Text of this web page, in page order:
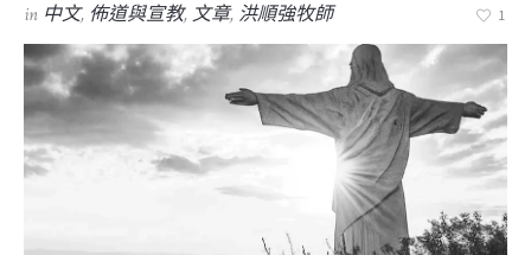
in 中文, 佈道與宣教,文章, 洪順強牧師 1